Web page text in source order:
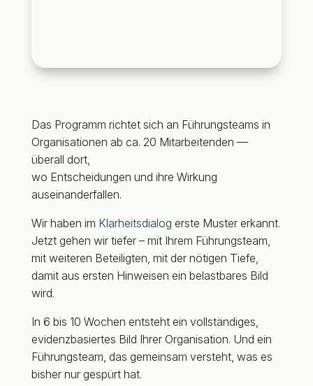
Das Programm richtet sich an Führungsteams in
Organisationen ab ca. 20 Mitarbeitenden —
überall dort,
wo Entscheidungen und ihre Wirkung
auseinanderfallen.
Wir haben im Klarheitsdialog erste Muster erkannt.
Jetzt gehen wir tiefer – mit Ihrem Führungsteam,
mit weiteren Beteiligten, mit der nötigen Tiefe,
damit aus ersten Hinweisen ein belastbares Bild
wird.
In 6 bis 10 Wochen entsteht ein vollständiges,
evidenzbasiertes Bild Ihrer Organisation. Und ein
Führungsteam, das gemeinsam versteht, was es
bisher nur gespürt hat.